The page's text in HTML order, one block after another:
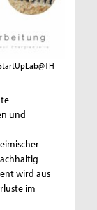
und
wird aus
im